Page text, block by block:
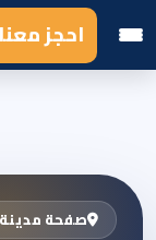
احجز معنا
صفحة